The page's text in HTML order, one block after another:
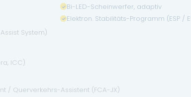
Bi-LED-Scheinwerfer, adaptiv
Elektron. Stabilitäts-Programm (ESP /
System)
ICC)
/ Querverkehrs-Assistent (FCA-JX)